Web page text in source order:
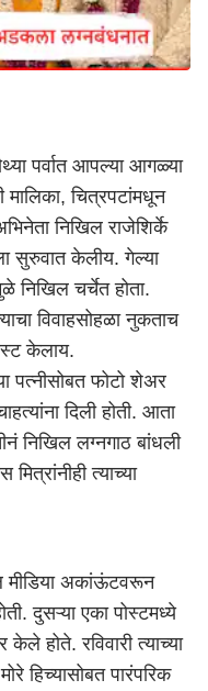
पर्वात आपल्या आगळ्या
चित्रपटांमधून
निखिल राजेशिर्के
सुरुवात केलीय. गेल्या
निखिल चर्चेत होता.
विवाहसोहळा नुकताच
केलाय.
पत्नीसोबत फोटो शेअर
दिली होती. आता
निखिल लग्नगाठ बांधली
त्याच्या
मीडिया अकांऊंटवरून
दुसऱ्या एका पोस्टमध्ये
होते. रविवारी त्याच्या
हिच्यासोबत पारंपरिक